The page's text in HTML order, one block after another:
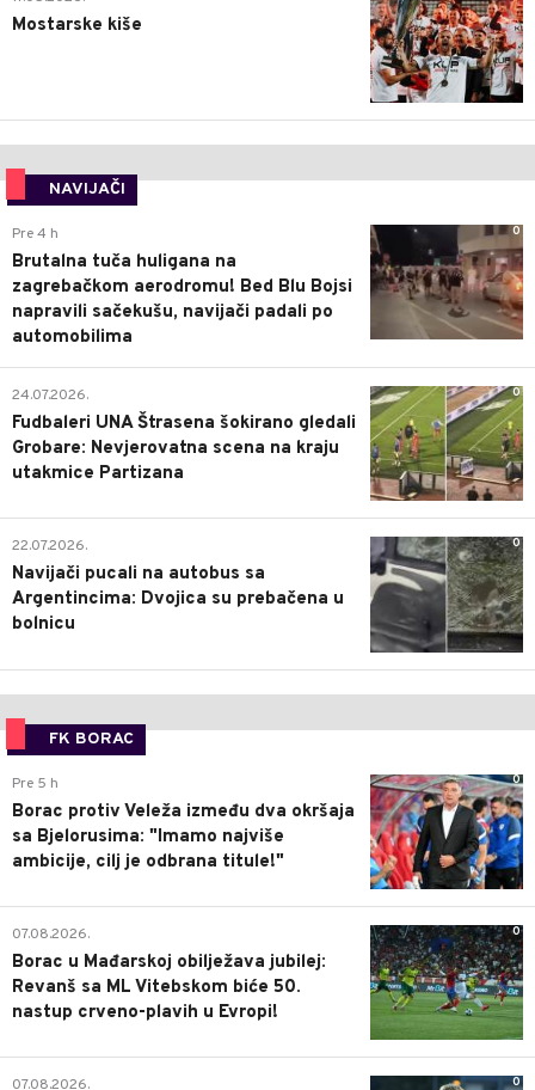
Mostarske kiše
NAVIJAČI
0
Pre 4 h
Brutalna tuča huligana na
zagrebačkom aerodromu! Bed Blu Bojsi
napravili sačekušu, navijači padali po
automobilima
0
24.07.2026.
Fudbaleri UNA Štrasena šokirano gledali
Grobare: Nevjerovatna scena na kraju
utakmice Partizana
0
22.07.2026.
Navijači pucali na autobus sa
Argentincima: Dvojica su prebačena u
bolnicu
FK BORAC
0
Pre 5 h
Borac protiv Veleža između dva okršaja
sa Bjelorusima: "Imamo najviše
ambicije, cilj je odbrana titule!"
0
07.08.2026.
Borac u Mađarskoj obilježava jubilej:
Revanš sa ML Vitebskom biće 50.
nastup crveno-plavih u Evropi!
0
07.08.2026.